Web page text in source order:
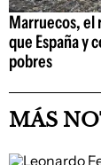
Marruecos, el
que España y
pobres
MÁS